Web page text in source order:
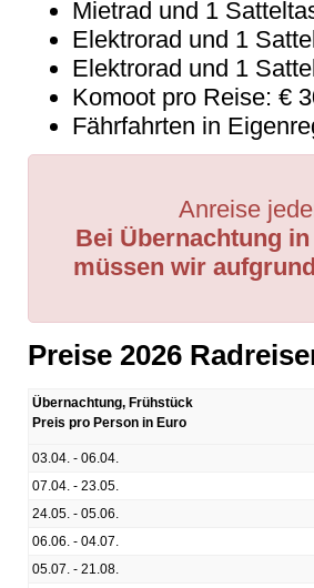
Mietrad und 1
Elektrorad und 1
Elektrorad und 1
Komoot pro Reise: €
Fährfahrten in
Anreise
Bei Übernachtung in
müssen wir
Preise 2026
Übernachtung, Frühstück
Preis pro Person in Euro
03.04. - 06.04.
07.04. - 23.05.
24.05. - 05.06.
06.06. - 04.07.
05.07. - 21.08.